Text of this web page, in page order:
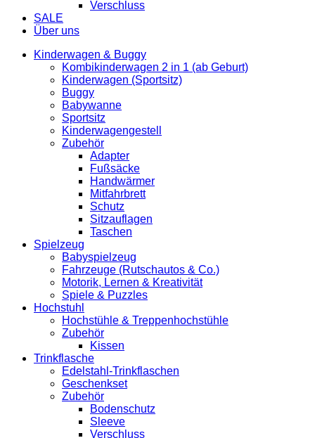
Verschluss
SALE
Über uns
Kinderwagen & Buggy
Kombikinderwagen 2 in 1 (ab Geburt)
Kinderwagen (Sportsitz)
Buggy
Babywanne
Sportsitz
Kinderwagengestell
Zubehör
Adapter
Fußsäcke
Handwärmer
Mitfahrbrett
Schutz
Sitzauflagen
Taschen
Spielzeug
Babyspielzeug
Fahrzeuge (Rutschautos & Co.)
Motorik, Lernen & Kreativität
Spiele & Puzzles
Hochstuhl
Hochstühle & Treppenhochstühle
Zubehör
Kissen
Trinkflasche
Edelstahl-Trinkflaschen
Geschenkset
Zubehör
Bodenschutz
Sleeve
Verschluss